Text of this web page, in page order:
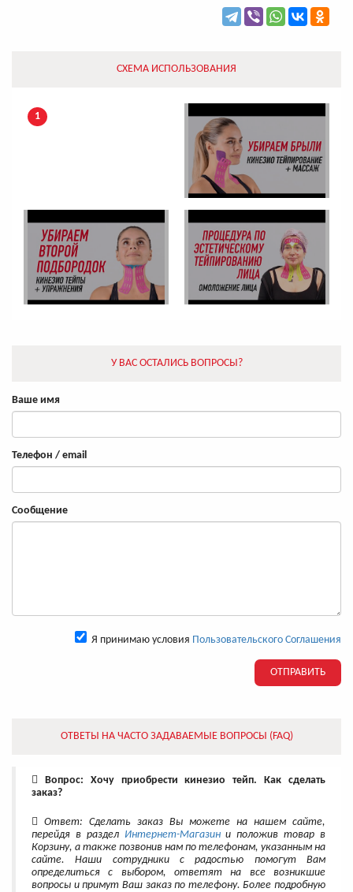
СХЕМА ИСПОЛЬЗОВАНИЯ
1
У ВАС ОСТАЛИСЬ ВОПРОСЫ?
Ваше имя
Телефон / email
Сообщение
Я принимаю условия Пользовательского Соглашения
ОТПРАВИТЬ
ОТВЕТЫ НА ЧАСТО ЗАДАВАЕМЫЕ ВОПРОСЫ (FAQ)
Вопрос: Хочу приобрести кинезио тейп. Как сделать
заказ?
Ответ: Сделать заказ Вы можете на нашем сайте,
перейдя в раздел Интернет-Магазини положив товар в
Корзину, а также позвонив нам по телефонам, указанным на
сайте. Наши сотрудники с радостью помогут Вам
определиться с выбором, ответят на все возникшие
вопросы и примут Ваш заказ по телефону. Более подробную